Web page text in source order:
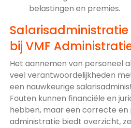
belastingen en premies.
bij VMF
Het aannemen van personeel
veel verantwoordelijkheden
een nauwkeurige
Fouten kunnen financiële en
hebben, maar een correcte en
administratie biedt overzicht,